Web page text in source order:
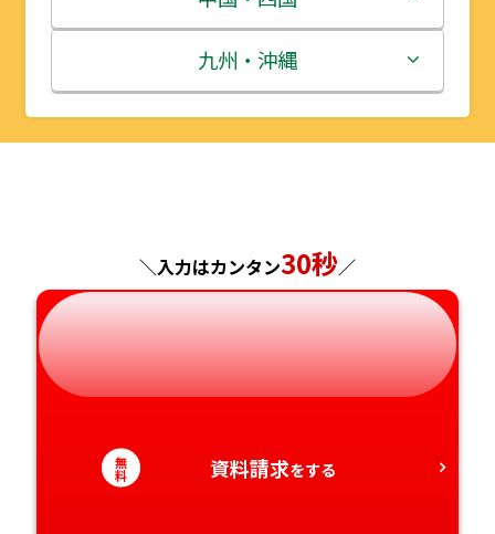
秋田県
山形県
埼玉県
千葉県
石川県
福井県
岐阜県
静岡県
滋賀県
京都府
和歌山県
鳥取県
島根県
徳島県
愛媛県
九州・沖縄
福岡県
大分県
＼入力はカンタン30秒／
無
料 資料請求をする